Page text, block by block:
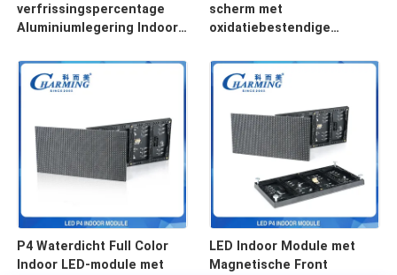
verfrissingspercentage
Aluminiumlegering Indoor
P2.604/P2.976/P3.91
Reclame-scherm
scherm met
oxidatiebestendige
directe gebogen
combinatie 14-16 bit grijs
P4 Waterdicht Full Color
Indoor LED-module met
LED Indoor Module met
Magnetische Front